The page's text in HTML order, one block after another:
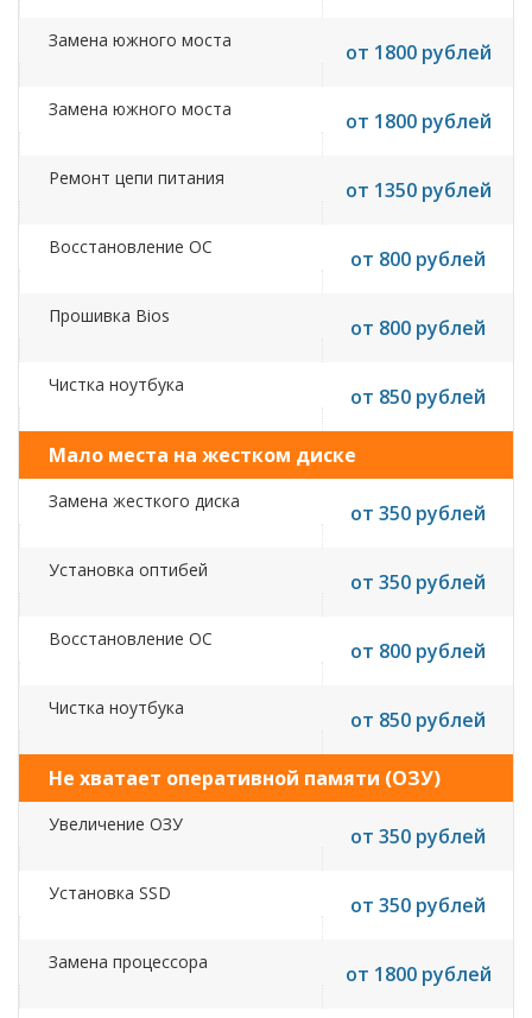
Замена южного моста от 1800 рублей
Замена южного моста от 1800 рублей
Ремонт цепи питания от 1350 рублей
Восстановление ОС от 800 рублей
Прошивка Bios от 800 рублей
Чистка ноутбука от 850 рублей
Мало места на жестком диске
Замена жесткого диска от 350 рублей
Установка оптибей от 350 рублей
Восстановление ОС от 800 рублей
Чистка ноутбука от 850 рублей
Не хватает оперативной памяти (ОЗУ)
Увеличение ОЗУ от 350 рублей
Установка SSD от 350 рублей
Замена процессора от 1800 рублей